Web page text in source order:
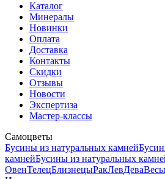
Каталог
Минералы
Новинки
Оплата
Доставка
Контакты
Скидки
Отзывы
Новости
Экспертиза
Мастер-классы
Самоцветы
Бусины из натуральных камней
камнейБусины из натуральных
ОвенТелецБлизнецыРакЛевДеваВесы